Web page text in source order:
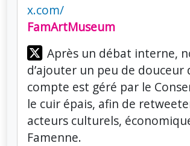
x.com/
FamArtMuseum
Après un débat interne,
d’ajouter un peu de douceur
compte est géré par le
le cuir épais, afin de
acteurs culturels,
Famenne.